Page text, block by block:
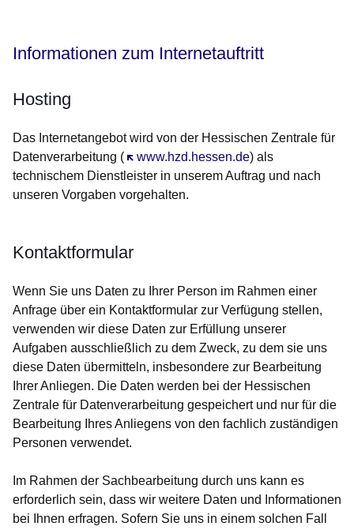
Informationen zum Internetauftritt
Hosting
Das Internetangebot wird von der Hessischen Zentrale für
Datenverarbeitung (
www.hzd.hessen.de
Öffnet sich in einem neuen Fenster
) als
technischem Dienstleister in unserem Auftrag und nach
unseren Vorgaben vorgehalten.
Kontaktformular
Wenn Sie uns Daten zu Ihrer Person im Rahmen einer
Anfrage über ein Kontaktformular zur Verfügung stellen,
verwenden wir diese Daten zur Erfüllung unserer
Aufgaben ausschließlich zu dem Zweck, zu dem sie uns
diese Daten übermitteln, insbesondere zur Bearbeitung
Ihrer Anliegen. Die Daten werden bei der Hessischen
Zentrale für Datenverarbeitung gespeichert und nur für die
Bearbeitung Ihres Anliegens von den fachlich zuständigen
Personen verwendet.
Im Rahmen der Sachbearbeitung durch uns kann es
erforderlich sein, dass wir weitere Daten und Informationen
bei Ihnen erfragen. Sofern Sie uns in einem solchen Fall